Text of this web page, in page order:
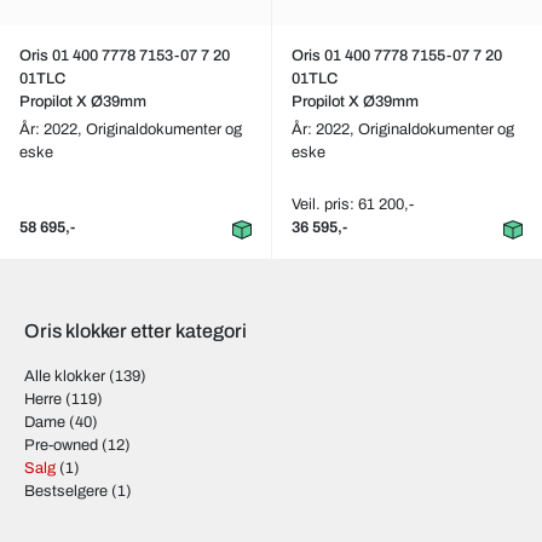
Oris 01 400 7778 7153-07 7 20
01TLC
Propilot X Ø39mm
År: 2022, Originaldokumenter og
eske
58 695,-
Oris 01 400 7778 7155-07 7 20
01TLC
Propilot X Ø39mm
År: 2022, Originaldokumenter og
eske
Veil. pris: 61 200,-
36 595,-
Oris klokker etter kategori
Alle klokker (139)
Herre (119)
Dame (40)
Pre-owned (12)
Salg (1)
Bestselgere (1)